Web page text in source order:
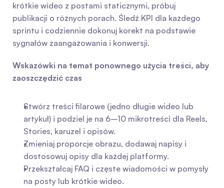
krótkie wideo z postami staticznymi, próbuj
publikacji o różnych porach. Śledź KPI dla każdego
sprintu i codziennie dokonuj korekt na podstawie
sygnałów zaangażowania i konwersji.
Wskazówki na temat ponownego użycia treści, aby
zaoszczędzić czas
Stwórz treści filarowe (jedno długie wideo lub
artykuł) i podziel je na 6–10 mikrotreści dla Reels,
Stories, karuzel i opisów.
Zmieniaj proporcje obrazu, dodawaj napisy i
dostosowuj opisy dla każdej platformy.
Przekształcaj FAQ i częste wiadomości w pomysły
na posty lub krótkie wideo.